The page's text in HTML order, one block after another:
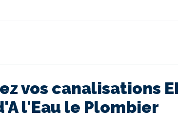
vos canalisations
l'Eau le Plombier